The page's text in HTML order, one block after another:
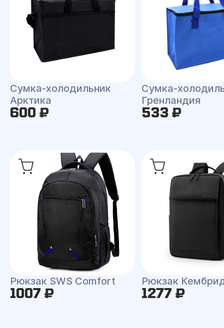
Сумка-холодильник
Арктика
600 ₽
Сумка-
Гренландия
533 ₽
Рюкзак SWS Comfort
1007 ₽
Рюкзак
1277 ₽